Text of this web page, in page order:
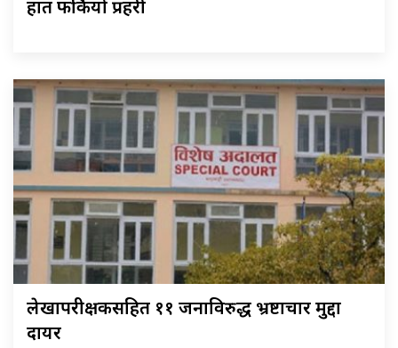
हात फर्कियो प्रहरी
लेखापरीक्षकसहित ११ जनाविरुद्ध भ्रष्टाचार मुद्दा
दायर